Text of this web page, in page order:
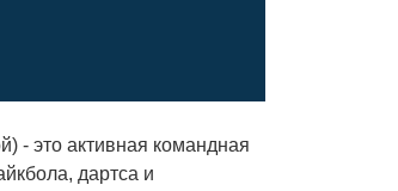
- это активная командная
дартса и